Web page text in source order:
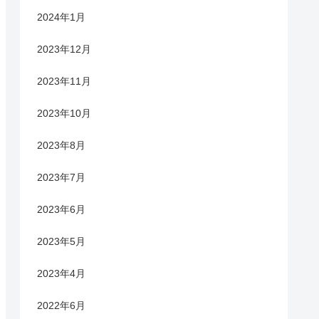
2024年1月
2023年12月
2023年11月
2023年10月
2023年8月
2023年7月
2023年6月
2023年5月
2023年4月
2022年6月